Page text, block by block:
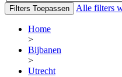
Filters Toepassen Alle filters
Home
>
Bijbanen
>
Utrecht